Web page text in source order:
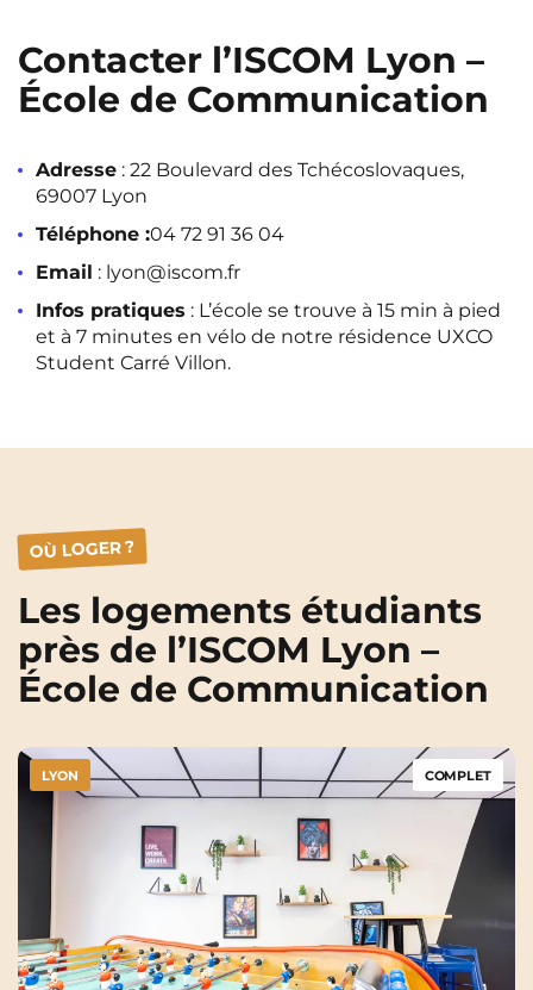
Voir toutes les villes
Saint-Denis Saint-Etienne
Saint-Ouen NEW! Strasbourg
Toulouse NEW! Tours
Valenciennes
Contacter l’ISCOM Lyon –
École de Communication
Adresse : 22 Boulevard des Tchécoslovaques,
69007 Lyon
Téléphone :04 72 91 36 04
Email : lyon@iscom.fr
Infos pratiques : L’école se trouve à 15 min à pied
et à 7 minutes en vélo de notre résidence UXCO
Student Carré Villon.
OÙ LOGER ?
Les logements étudiants
près de l’ISCOM Lyon –
École de Communication
LYON COMPLET